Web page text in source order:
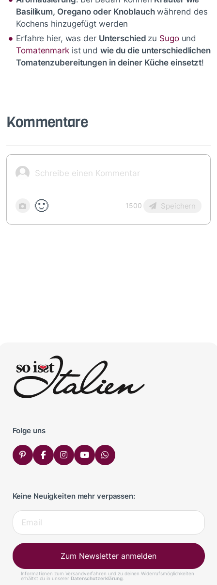
Basilikum, Oregano oder Knoblauchwährend des
Kochens hinzugefügt werden
Erfahre hier, was der Unterschied zu Sugound
Tomatenmark ist und wie du die unterschiedlichen
Tomatenzubereitungen in deiner Küche einsetzt!
Kommentare
🙂 1500 Speichern
Folge uns
Keine Neuigkeiten mehr verpassen:
Zum Newsletter anmelden
Informationen zum Versandverfahren und zu deinen Widerrufsmöglichkeiten
erhältst du in unserer Datenschutzerklärung.